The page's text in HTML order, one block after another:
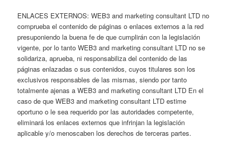
ENLACES EXTERNOS: WEB3 and marketing consultant LTD no
comprueba el contenido de páginas o enlaces externos a la red
presuponiendo la buena fe de que cumplirán con la legislación
vigente, por lo tanto WEB3 and marketing consultant LTD no se
solidariza, aprueba, ni responsabiliza del contenido de las
páginas enlazadas o sus contenidos, cuyos titulares son los
exclusivos responsables de las mismas, siendo por tanto
totalmente ajenas a WEB3 and marketing consultant LTD En el
caso de que WEB3 and marketing consultant LTD estime
oportuno o le sea requerido por las autoridades competente,
eliminará los enlaces externos que infrinjan la legislación
aplicable y/o menoscaben los derechos de terceras partes.